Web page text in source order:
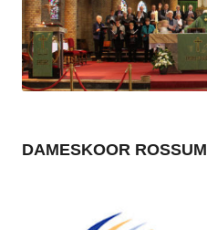
DAMESKOOR ROSSUM